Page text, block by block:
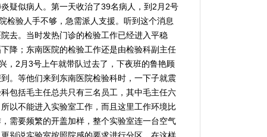
疑似病人。第一天收治了39名病人，到2月2号
检验人手不够，急需派人支援。听到这个消息
去。当时发热门诊的检验工作已经进入平稳
降；东南医院的检验工作还是由检验科副主任
，2月3号上午就带队过去了，下夜班的鲁艳顾
。等他们来到东南医院检验科时，一下子就震
包括毛主任总共只有三名员工，其中毛主任六
以不能进入实验室工作，而且这里工作环境比
需要频繁的开盖加样，整个实验室连一台空气